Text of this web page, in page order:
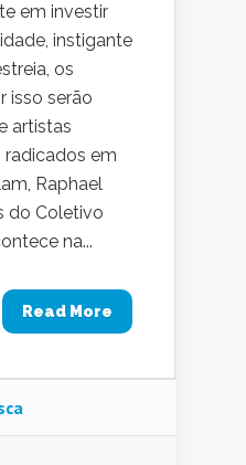
em investir
instigante
os
isso serão
artistas
em
Raphael
do Coletivo
na...
Read More